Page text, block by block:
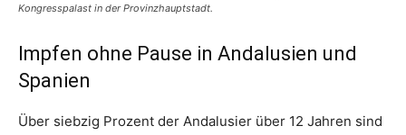
Kongresspalast in der Provinzhauptstadt.
Impfen ohne Pause in Andalusien und
Spanien
Über siebzig Prozent der Andalusier über 12 Jahren sind